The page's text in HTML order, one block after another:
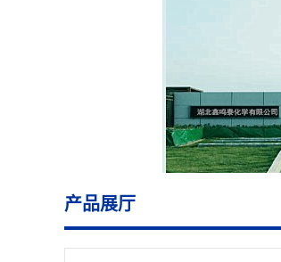
产品展厅